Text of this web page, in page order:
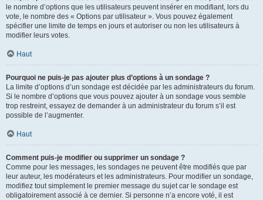
le nombre d’options que les utilisateurs peuvent insérer en modifiant, lors du
vote, le nombre des « Options par utilisateur ». Vous pouvez également
spécifier une limite de temps en jours et autoriser ou non les utilisateurs à
modifier leurs votes.
Haut
Pourquoi ne puis-je pas ajouter plus d’options à un sondage ?
La limite d’options d’un sondage est décidée par les administrateurs du forum.
Si le nombre d’options que vous pouvez ajouter à un sondage vous semble
trop restreint, essayez de demander à un administrateur du forum s’il est
possible de l’augmenter.
Haut
Comment puis-je modifier ou supprimer un sondage ?
Comme pour les messages, les sondages ne peuvent être modifiés que par
leur auteur, les modérateurs et les administrateurs. Pour modifier un sondage,
modifiez tout simplement le premier message du sujet car le sondage est
obligatoirement associé à ce dernier. Si personne n’a encore voté, il est